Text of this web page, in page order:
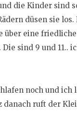
die Kinder sind
düsen sie
über eine
sind 9 und 11..
noch und ich
ruft der